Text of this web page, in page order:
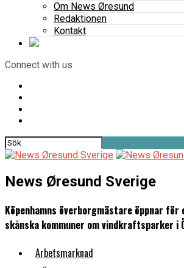
Om News Øresund
Redaktionen
Kontakt
Connect with us
News Øresund Sverige
Köpenhamns överborgmästare öppnar
skånska kommuner om vindkraftsparker i
Arbetsmarknad